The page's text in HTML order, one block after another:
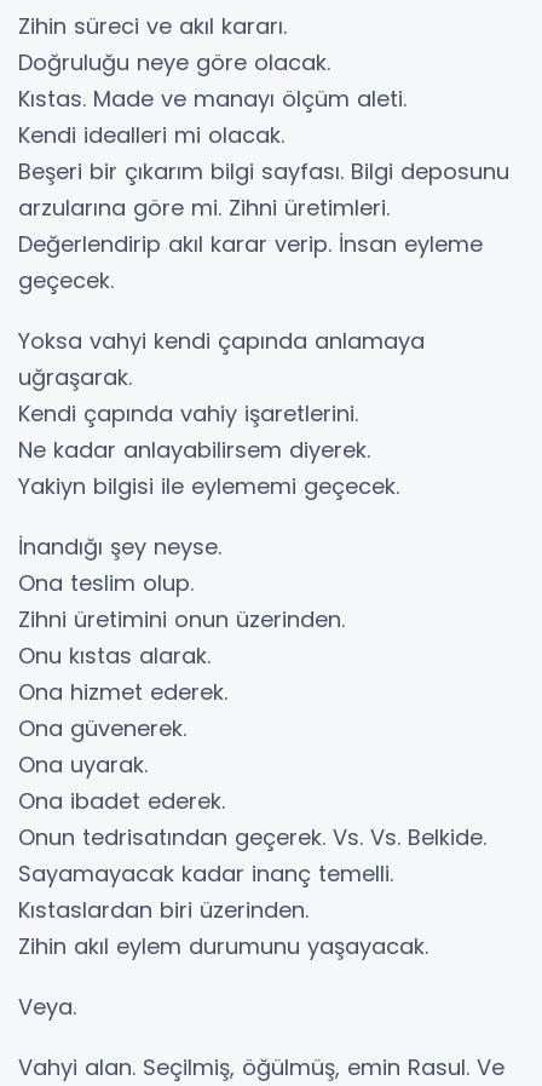
Zihin süreci ve akıl kararı.
Doğruluğu neye göre olacak.
Kıstas. Made ve manayı ölçüm aleti.
Kendi idealleri mi olacak.
Beşeri bir çıkarım bilgi sayfası. Bilgi deposunu
arzularına göre mi. Zihni üretimleri.
Değerlendirip akıl karar verip. İnsan eyleme
geçecek.
Yoksa vahyi kendi çapında anlamaya
uğraşarak.
Kendi çapında vahiy işaretlerini.
Ne kadar anlayabilirsem diyerek.
Yakiyn bilgisi ile eylememi geçecek.
İnandığı şey neyse.
Ona teslim olup.
Zihni üretimini onun üzerinden.
Onu kıstas alarak.
Ona hizmet ederek.
Ona güvenerek.
Ona uyarak.
Ona ibadet ederek.
Onun tedrisatından geçerek. Vs. Vs. Belkide.
Sayamayacak kadar inanç temelli.
Kıstaslardan biri üzerinden.
Zihin akıl eylem durumunu yaşayacak.
Veya.
Vahyi alan. Seçilmiş, öğülmüş, emin Rasul. Ve